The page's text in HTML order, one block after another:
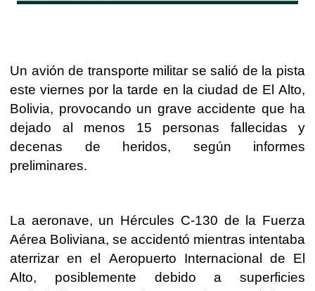
Un avión de transporte militar se salió de la pista
este viernes por la tarde en la ciudad de El Alto,
Bolivia, provocando un grave accidente que ha
dejado al menos 15 personas fallecidas y
decenas de heridos, según informes
preliminares.
La aeronave, un Hércules C-130 de la Fuerza
Aérea Boliviana, se accidentó mientras intentaba
aterrizar en el Aeropuerto Internacional de El
Alto, posiblemente debido a superficies